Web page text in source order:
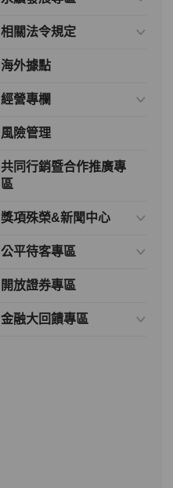
相關法令規定
海外據點
經營專欄
風險管理
共同行銷暨合作推廣專
區
獎項殊榮&新聞中心
公平待客專區
開放證券專區
金融大回饋專區